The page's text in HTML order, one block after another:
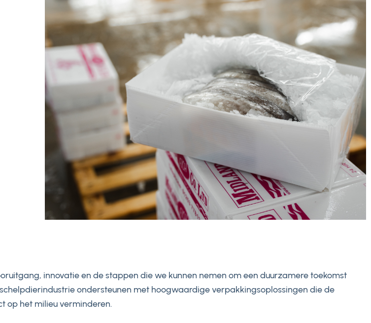
innovatie en de stappen die we kunnen nemen om een duurzamere toekomst
ondersteunen met hoogwaardige verpakkingsoplossingen die de
op het milieu verminderen.